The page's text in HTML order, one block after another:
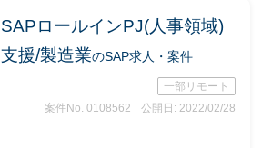
SAPロールインPJ(人事領域)
支援/製造業のSAP求人・案件
一部リモート
案件No. 0108562
公開日: 2022/02/28